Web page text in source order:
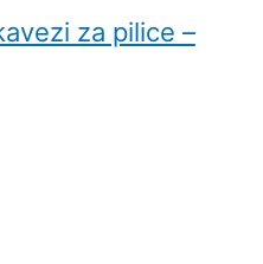
za pilice –